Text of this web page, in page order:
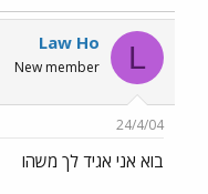
L
Law Ho
New member
24/4/04
בוא אני אגיד לך משהו